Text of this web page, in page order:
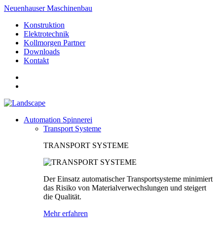
Neuenhauser Maschinenbau
Konstruktion
Elektrotechnik
Kollmorgen Partner
Downloads
Kontakt
Automation Spinnerei
Transport Systeme
TRANSPORT SYSTEME
Der Einsatz automatischer Transportsysteme minimiert
das Risiko von Materialverwechslungen und steigert
die Qualität.
Mehr erfahren